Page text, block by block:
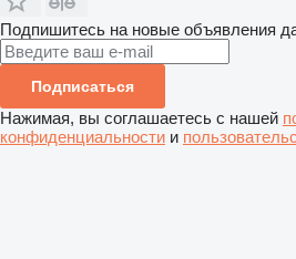
Подпишитесь на новые объявления
Подписаться
Нажимая, вы соглашаетесь с нашей
конфиденциальности и